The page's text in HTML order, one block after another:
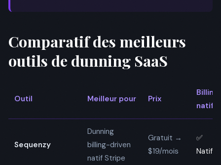
Comparatif des meilleurs
outils de dunning SaaS
Outil Meilleur pour Prix
Billing
natif
Sequenzy
Dunning
billing-driven
natif Stripe
Gratuit →
$19/mois
✅
Natif